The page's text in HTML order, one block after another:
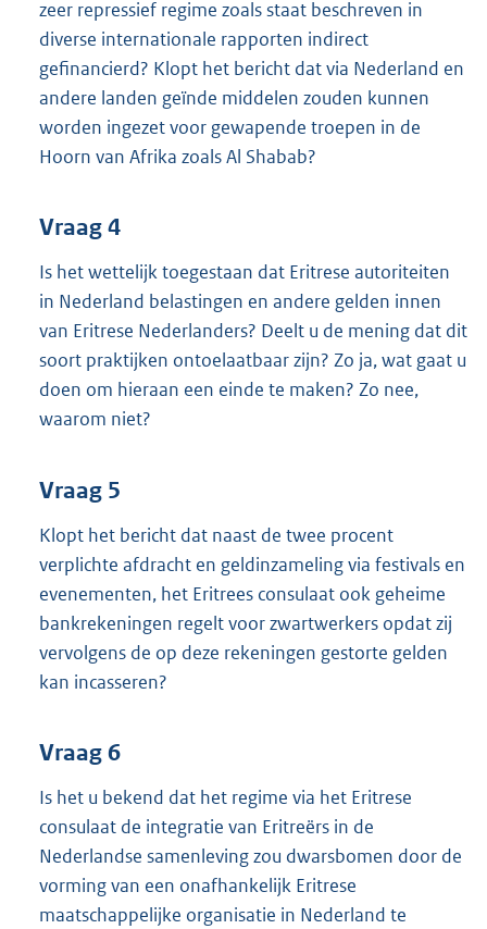
zeer repressief regime zoals staat beschreven in
diverse internationale rapporten indirect
gefinancierd? Klopt het bericht dat via Nederland en
andere landen geïnde middelen zouden kunnen
worden ingezet voor gewapende troepen in de
Hoorn van Afrika zoals Al Shabab?
Vraag 4
Is het wettelijk toegestaan dat Eritrese autoriteiten
in Nederland belastingen en andere gelden innen
van Eritrese Nederlanders? Deelt u de mening dat dit
soort praktijken ontoelaatbaar zijn? Zo ja, wat gaat u
doen om hieraan een einde te maken? Zo nee,
waarom niet?
Vraag 5
Klopt het bericht dat naast de twee procent
verplichte afdracht en geldinzameling via festivals en
evenementen, het Eritrees consulaat ook geheime
bankrekeningen regelt voor zwartwerkers opdat zij
vervolgens de op deze rekeningen gestorte gelden
kan incasseren?
Vraag 6
Is het u bekend dat het regime via het Eritrese
consulaat de integratie van Eritreërs in de
Nederlandse samenleving zou dwarsbomen door de
vorming van een onafhankelijk Eritrese
maatschappelijke organisatie in Nederland te